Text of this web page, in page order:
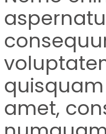
amet,